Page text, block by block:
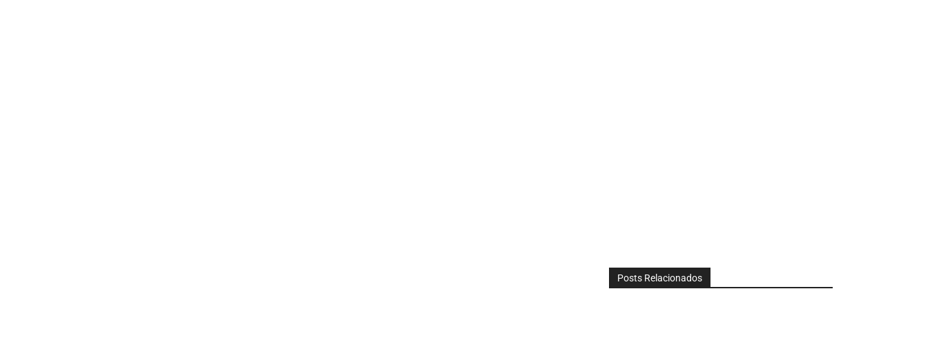
Posts Relacionados